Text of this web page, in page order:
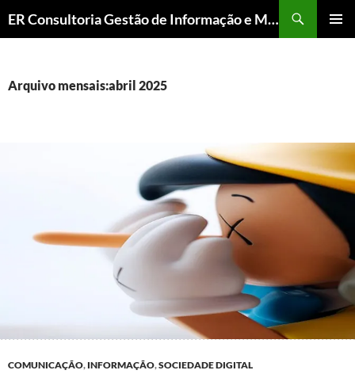
ER Consultoria Gestão de Informação e Memória Institucional
CONTEÚDO
Arquivo mensais:abril 2025
COMUNICAÇÃO, INFORMAÇÃO,SOCIEDADE DIGITAL